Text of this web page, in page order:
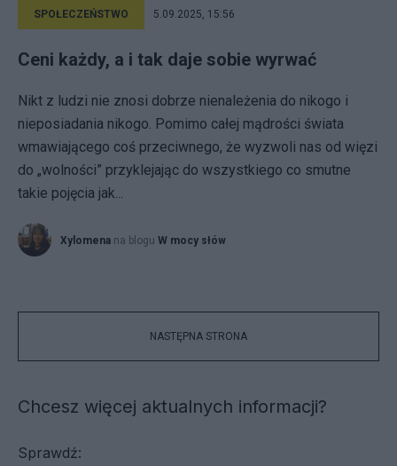
SPOŁECZEŃSTWO 5.09.2025, 15:56
Ceni każdy, a i tak daje sobie wyrwać
Nikt z ludzi nie znosi dobrze nienależenia do nikogo i
nieposiadania nikogo. Pomimo całej mądrości świata
wmawiającego coś przeciwnego, że wyzwoli nas od więzi
do „wolności” przyklejając do wszystkiego co smutne
takie pojęcia jak...
Xylomena na blogu W mocy słów
NASTĘPNA STRONA
Chcesz więcej aktualnych informacji?
Sprawdź: